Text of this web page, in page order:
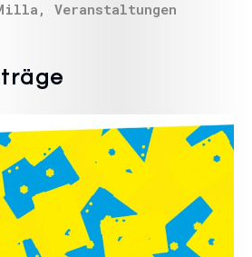
, Veranstaltungen